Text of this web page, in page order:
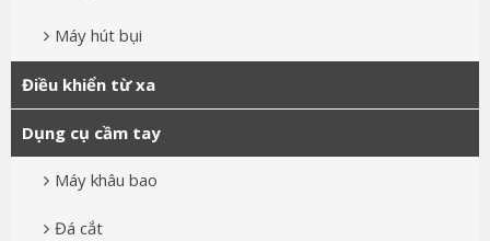
Máy hút bụi
Điều khiển từ xa
Dụng cụ cầm tay
Máy khâu bao
Đá cắt